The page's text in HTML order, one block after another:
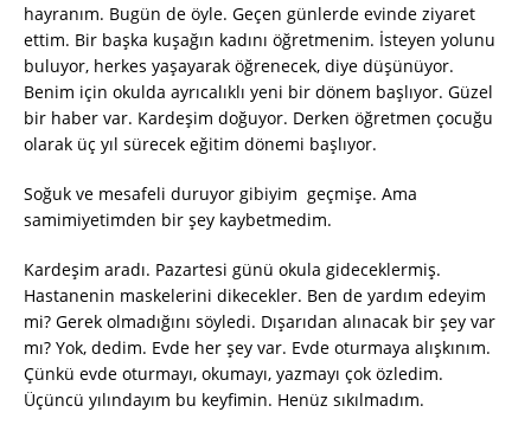
hayranım. Bugün de öyle. Geçen günlerde evinde ziyaret
ettim. Bir başka kuşağın kadını öğretmenim. İsteyen yolunu
buluyor, herkes yaşayarak öğrenecek, diye düşünüyor.
Benim için okulda ayrıcalıklı yeni bir dönem başlıyor. Güzel
bir haber var. Kardeşim doğuyor. Derken öğretmen çocuğu
olarak üç yıl sürecek eğitim dönemi başlıyor.
Soğuk ve mesafeli duruyor gibiyim geçmişe. Ama
samimiyetimden bir şey kaybetmedim.
Kardeşim aradı. Pazartesi günü okula gideceklermiş.
Hastanenin maskelerini dikecekler. Ben de yardım edeyim
mi? Gerek olmadığını söyledi. Dışarıdan alınacak bir şey var
mı? Yok, dedim. Evde her şey var. Evde oturmaya alışkınım.
Çünkü evde oturmayı, okumayı, yazmayı çok özledim.
Üçüncü yılındayım bu keyfimin. Henüz sıkılmadım.